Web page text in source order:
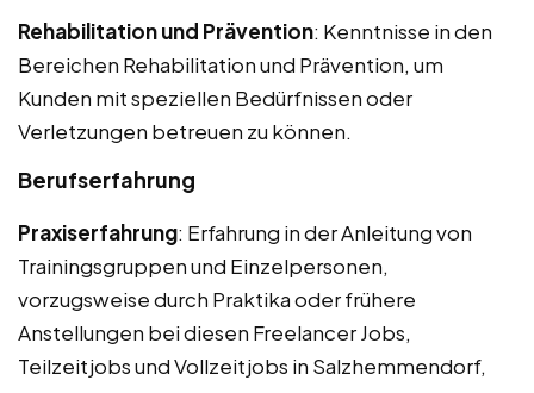
Rehabilitation und Prävention: Kenntnisse in den
Bereichen Rehabilitation und Prävention, um
Kunden mit speziellen Bedürfnissen oder
Verletzungen betreuen zu können.
Berufserfahrung
Praxiserfahrung: Erfahrung in der Anleitung von
Trainingsgruppen und Einzelpersonen,
vorzugsweise durch Praktika oder frühere
Anstellungen bei diesen Freelancer Jobs,
Teilzeitjobs und Vollzeitjobs in Salzhemmendorf,